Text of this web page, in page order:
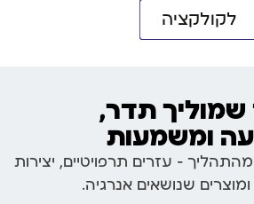
לקולקציה
שמוליך תדר,
ומשמעות
– עזרים תרפויטיים, יצירות
ומוצרים שנושאים אנרגיה.